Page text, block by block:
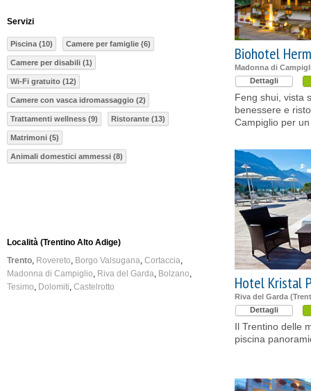
Biohotel
Madonna di
Dettagli
Feng shui, vista
benessere e
Campiglio per
Hotel Kristal
Riva del Garda
Dettagli
Il Trentino delle
piscina
Servizi
Piscina (10) Camere per famiglie (6)
Camere per disabili (1)
Wi-Fi gratuito (12)
Camere con vasca idromassaggio (2)
Trattamenti wellness (9) Ristorante (13)
Matrimoni (5)
Animali domestici ammessi (8)
Località (Trentino Alto Adige)
Trento Rovereto Borgo Valsugana Cortaccia
Madonna di Campiglio
Riva del Garda Bolzano
Tesimo
Dolomiti Castelrotto